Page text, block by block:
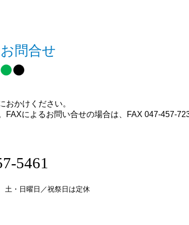
問合せ
かけください。
によるお問い合せの場合は、FAX 047-457-
5461
・日曜日／祝祭日は定休